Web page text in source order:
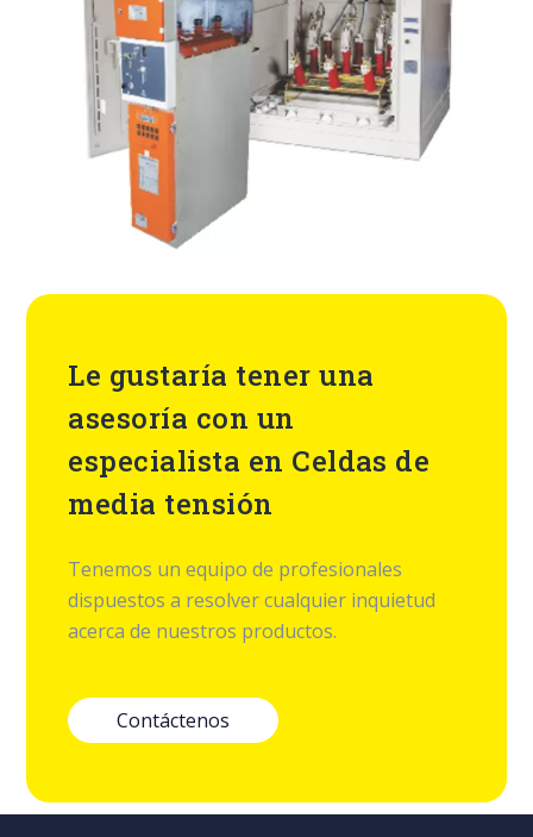
Le gustaría tener una
asesoría con un
especialista en Celdas de
media tensión
Tenemos un equipo de profesionales
dispuestos a resolver cualquier inquietud
acerca de nuestros productos.
Contáctenos